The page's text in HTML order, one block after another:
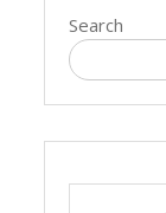
Search